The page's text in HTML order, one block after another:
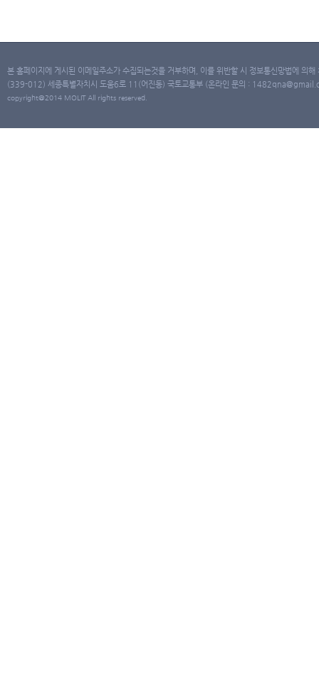
본 홈페이지에 게시된 이메일주소가 수집되는것을 거부하며, 이를 위반할 시 정보통신망법에 의
(339-012) 세종특별자치시 도움6로 11(어진동) 국토교통부 (온라인 문의 :
copyright@2014 MOLIT All rights reserved.